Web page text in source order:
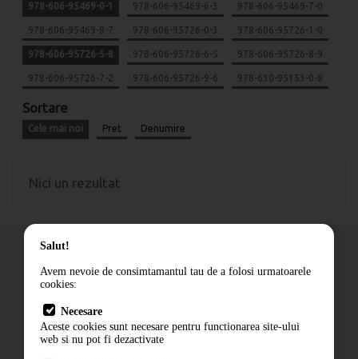
978-606-95469-0-1 978-606-95469-6-3 978-606-95469-7-0
978-606-95469-8-7 978-606-95726-0-3 978-606-95726-1-0
978-606-95726-5-8 978-606-95726-6-5 978-606-95726-8-9
978-606-95726-7-2 978-606-95726-9-6 978-630-95153-0-8
Sortare
Cele mai noi Pret Denumire
Nici un rezultat
Cum comand
Livrare
Contact
Salut!
Avem nevoie de consimtamantul tau de a folosi urmatoarele
cookies:
Necesare
Aceste cookies sunt necesare pentru functionarea site-ului
web si nu pot fi dezactivate